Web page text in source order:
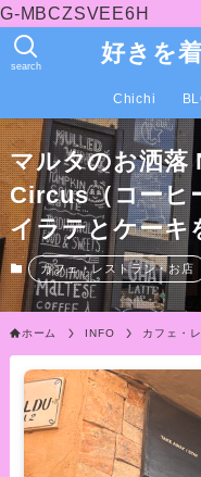
G-MBCZSVEE6H
好きを
search
Chichi
マルタのお洒落
Circus（コーヒ
イラテとケーキ
カフェ・レストラン・お店
ホーム INFO カフェ・